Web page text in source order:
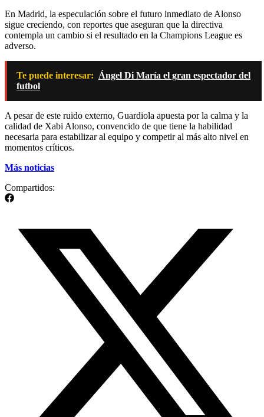
En Madrid, la especulación sobre el futuro inmediato de Alonso
sigue creciendo, con reportes que aseguran que la directiva
contempla un cambio si el resultado en la Champions League es
adverso.
Te puede interesar: Ángel Di María el gran espectador del
futbol
A pesar de este ruido externo, Guardiola apuesta por la calma y la
calidad de Xabi Alonso, convencido de que tiene la habilidad
necesaria para estabilizar al equipo y competir al más alto nivel en
momentos críticos.
Más noticias
Compartidos: